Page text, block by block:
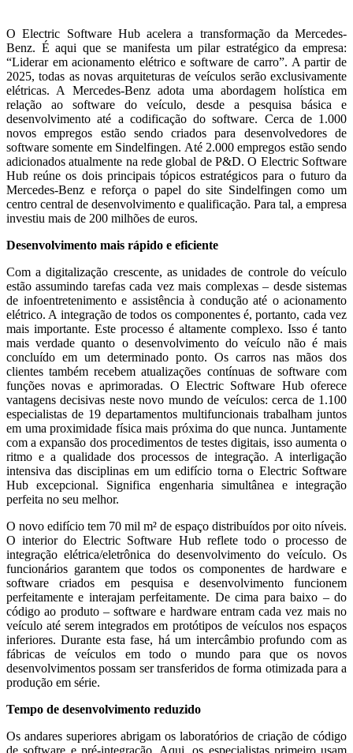
O Electric Software Hub acelera a transformação da Mercedes-
Benz. É aqui que se manifesta um pilar estratégico da empresa:
“Liderar em acionamento elétrico e software de carro”. A partir de
2025, todas as novas arquiteturas de veículos serão exclusivamente
elétricas. A Mercedes-Benz adota uma abordagem holística em
relação ao software do veículo, desde a pesquisa básica e
desenvolvimento até a codificação do software. Cerca de 1.000
novos empregos estão sendo criados para desenvolvedores de
software somente em Sindelfingen. Até 2.000 empregos estão sendo
adicionados atualmente na rede global de P&D. O Electric Software
Hub reúne os dois principais tópicos estratégicos para o futuro da
Mercedes-Benz e reforça o papel do site Sindelfingen como um
centro central de desenvolvimento e qualificação. Para tal, a empresa
investiu mais de 200 milhões de euros.
Desenvolvimento mais rápido e eficiente
Com a digitalização crescente, as unidades de controle do veículo
estão assumindo tarefas cada vez mais complexas – desde sistemas
de infoentretenimento e assistência à condução até o acionamento
elétrico. A integração de todos os componentes é, portanto, cada vez
mais importante. Este processo é altamente complexo. Isso é tanto
mais verdade quanto o desenvolvimento do veículo não é mais
concluído em um determinado ponto. Os carros nas mãos dos
clientes também recebem atualizações contínuas de software com
funções novas e aprimoradas. O Electric Software Hub oferece
vantagens decisivas neste novo mundo de veículos: cerca de 1.100
especialistas de 19 departamentos multifuncionais trabalham juntos
em uma proximidade física mais próxima do que nunca. Juntamente
com a expansão dos procedimentos de testes digitais, isso aumenta o
ritmo e a qualidade dos processos de integração. A interligação
intensiva das disciplinas em um edifício torna o Electric Software
Hub excepcional. Significa engenharia simultânea e integração
perfeita no seu melhor.
O novo edifício tem 70 mil m² de espaço distribuídos por oito níveis.
O interior do Electric Software Hub reflete todo o processo de
integração elétrica/eletrônica do desenvolvimento do veículo. Os
funcionários garantem que todos os componentes de hardware e
software criados em pesquisa e desenvolvimento funcionem
perfeitamente e interajam perfeitamente. De cima para baixo – do
código ao produto – software e hardware entram cada vez mais no
veículo até serem integrados em protótipos de veículos nos espaços
inferiores. Durante esta fase, há um intercâmbio profundo com as
fábricas de veículos em todo o mundo para que os novos
desenvolvimentos possam ser transferidos de forma otimizada para a
produção em série.
Tempo de desenvolvimento reduzido
Os andares superiores abrigam os laboratórios de criação de código